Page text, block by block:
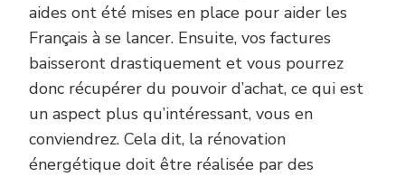
aides ont été mises en place pour aider les
Français à se lancer. Ensuite, vos factures
baisseront drastiquement et vous pourrez
donc récupérer du pouvoir d’achat, ce qui est
un aspect plus qu’intéressant, vous en
conviendrez. Cela dit, la rénovation
énergétique doit être réalisée par des